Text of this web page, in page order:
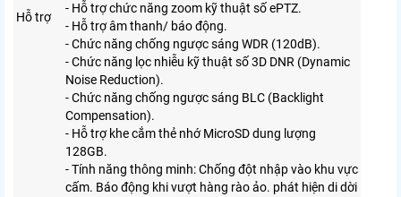
Hỗ trợ
- Hỗ trợ chức năng zoom kỹ thuật số ePTZ.
- Hỗ trợ âm thanh/ báo động.
- Chức năng chống ngược sáng WDR (120dB).
- Chức năng lọc nhiễu kỹ thuật số 3D DNR (Dynamic
Noise Reduction).
- Chức năng chống ngược sáng BLC (Backlight
Compensation).
- Hỗ trợ khe cắm thẻ nhớ MicroSD dung lượng
128GB.
- Tính năng thông minh: Chống đột nhập vào khu vực
cấm. Báo động khi vượt hàng rào ảo. phát hiện di dời